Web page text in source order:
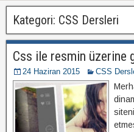
Kategori: CSS Dersleri
Css ile resmin üzerine
24 Haziran 2015 CSS